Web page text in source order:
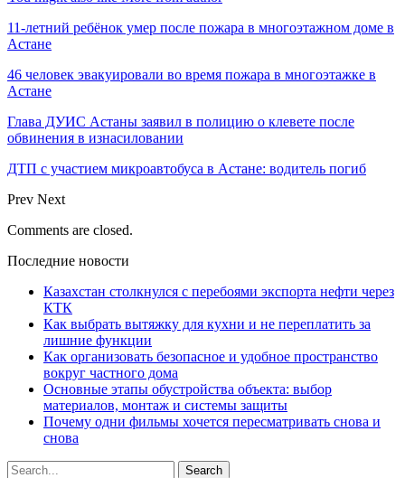
11-летний ребёнок умер после пожара в многоэтажном доме в
Астане
46 человек эвакуировали во время пожара в многоэтажке в
Астане
Глава ДУИС Астаны заявил в полицию о клевете после
обвинения в изнасиловании
ДТП с участием микроавтобуса в Астане: водитель погиб
Prev Next
Comments are closed.
Последние новости
Казахстан столкнулся с перебоями экспорта нефти через
КТК
Как выбрать вытяжку для кухни и не переплатить за
лишние функции
Как организовать безопасное и удобное пространство
вокруг частного дома
Основные этапы обустройства объекта: выбор
материалов, монтаж и системы защиты
Почему одни фильмы хочется пересматривать снова и
снова